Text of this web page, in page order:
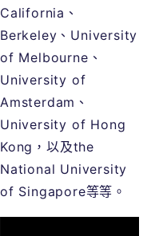
California 、
Berkeley 、 University
of Melbourne 、
University of
Amsterdam 、
University of Hong
Kong ，以及the
National University
of Singapore等等。